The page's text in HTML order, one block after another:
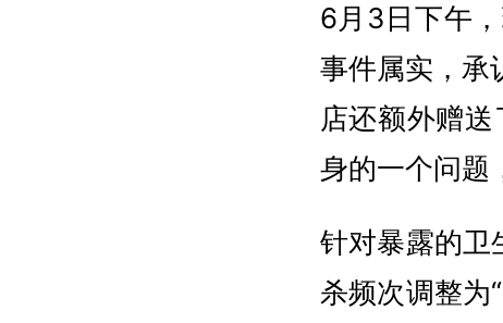
6月3日下午
事件属实，承
店还额外赠
身的一个问题
针对暴露的卫
杀频次调整为